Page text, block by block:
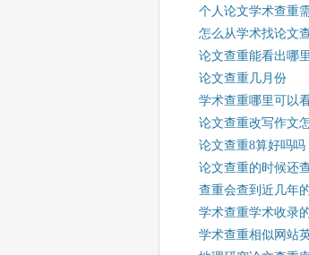
个人论文学术查重
怎么从学术找论文
论文查重能看出哪
论文查重几月份
学术查重哪里可以
论文查重改写作文
论文查重8算好吗吗
论文查重的时候还
查重会查到近几年
学术查重学术收录
学术查重相似网站